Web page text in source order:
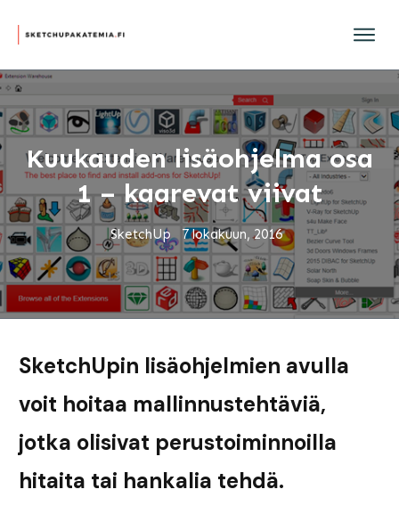
Kuukauden lisäohjelma osa
1 – kaarevat viivat
SketchUp 7 lokakuun, 2016
SketchUpin lisäohjelmien avulla
voit hoitaa mallinnustehtäviä,
jotka olisivat perustoiminnoilla
hitaita tai hankalia tehdä.